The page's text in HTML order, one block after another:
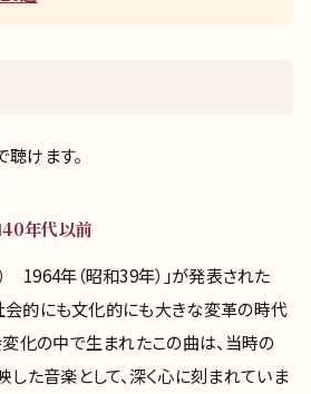
聴けます。
年代以前
1964年（昭和39年）」が発表された
会的にも文化的にも大きな変革の時代
化の中で生まれたこの曲は、当時の
た音楽として、深く心に刻まれていま